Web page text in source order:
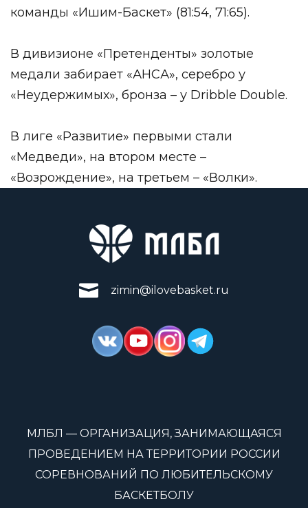
команды «Ишим-Баскет» (81:54, 71:65).
В дивизионе «Претенденты» золотые
медали забирает «АНСА», серебро у
«Неудержимых», бронза – у Dribble Double.
В лиге «Развитие» первыми стали
«Медведи», на втором месте –
«Возрождение», на третьем – «Волки».
zimin@ilovebasket.ru
МЛБЛ — ОРГАНИЗАЦИЯ, ЗАНИМАЮЩАЯСЯ
ПРОВЕДЕНИЕМ НА ТЕРРИТОРИИ РОССИИ
СОРЕВНОВАНИЙ ПО ЛЮБИТЕЛЬСКОМУ
БАСКЕТБОЛУ